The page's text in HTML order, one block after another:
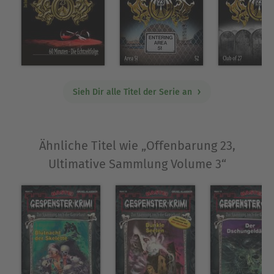
Sieh Dir alle Titel der Serie an
Ähnliche Titel wie „Offenbarung 23,
Ultimative Sammlung Volume 3“